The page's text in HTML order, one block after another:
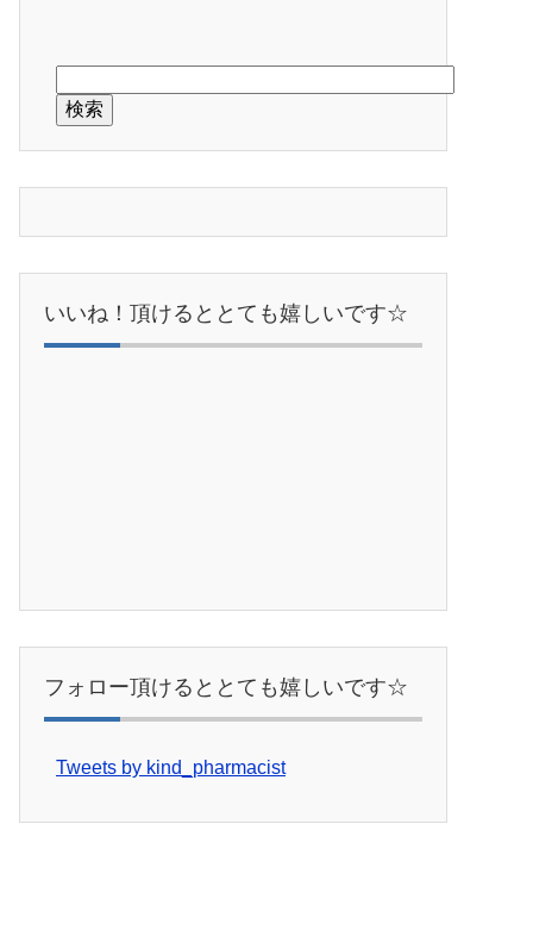
いいね！頂けるととても嬉しいです☆
フォロー頂けるととても嬉しいです☆
Tweets by kind_pharmacist